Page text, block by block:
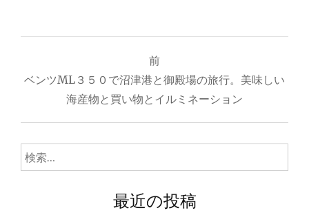
稿
ビ
ゲ
ー
前
ベンツML３５０で沼津港と御殿場の旅行。美味しい
海産物と買い物とイルミネーション
検
索:
最近の投稿